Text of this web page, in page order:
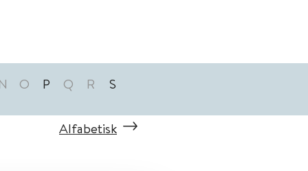
N O P Q R S
Alfabetisk